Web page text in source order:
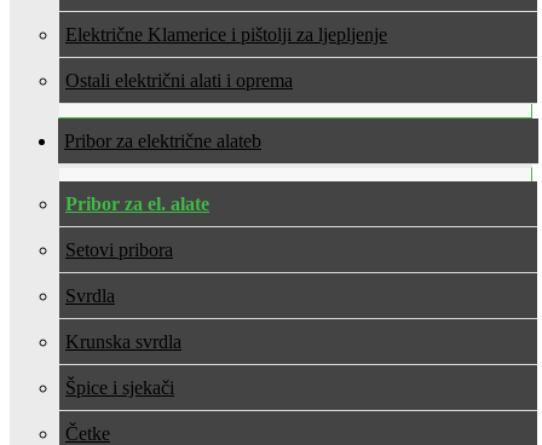
Električne Klamerice i pištolji za ljepljenje
Ostali električni alati i oprema
Pribor za električne alate
Pribor za el. alate
Setovi pribora
Svrdla
Krunska svrdla
Špice i sjekači
Četke